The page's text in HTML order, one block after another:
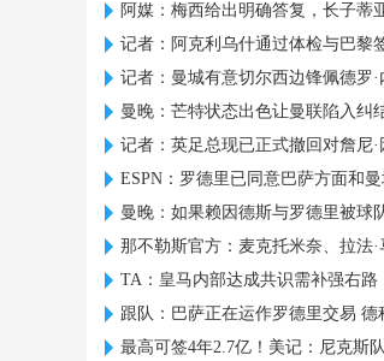
阿媒：梅西给出明确答复，长子蒂
记者：阿克利乌什通过体检与巴黎
记者：曼城有意切尔西边锋佩德罗·
曼晚：芒特状态出色让曼联陷入纠
记者：英足总现已正式撤回对詹尼
ESPN：罗德里已同意巴萨方面和
曼晚：如果赖因德斯与罗德里被球
那不勒斯官方：麦克托米奈、拉法
TA：皇马内部达成共识需补强右
跟队：巴萨正在运作罗德里交易
最高可签4年2.7亿！美记：尼克斯